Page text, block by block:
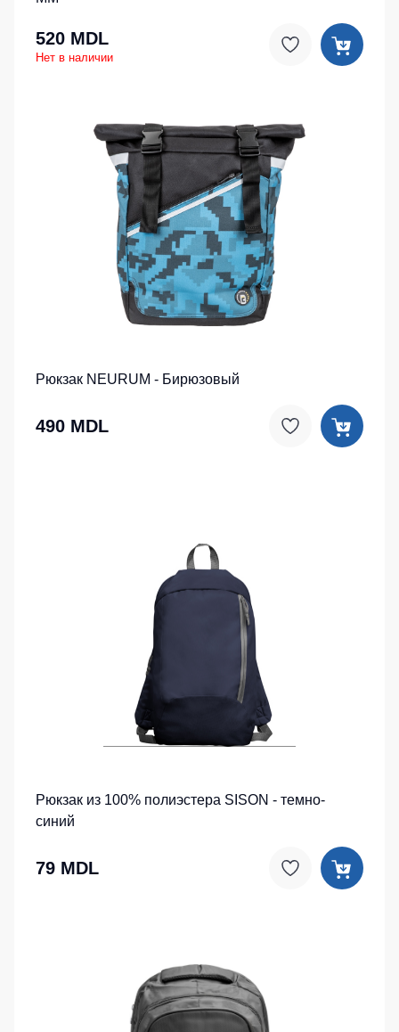
520 MDL
Нет в наличии
Рюкзак NEURUM - Бирюзовый
490 MDL
Рюкзак из 100% полиэстера SISON - темно-
синий
79 MDL